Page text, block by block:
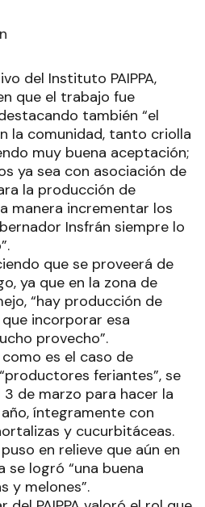
del Instituto PAIPPA,
que el trabajo fue
también “el
la comunidad, tanto criolla
muy buena aceptación;
ya sea con asociación de
la producción de
manera incrementar los
Insfrán siempre lo
que se proveerá de
ya que en la zona de
“hay producción de
incorporar esa
provecho”.
es el caso de
feriantes”, se
de marzo para hacer la
íntegramente con
y cucurbitáceas.
en relieve que aún en
se logró “una buena
y melones”.